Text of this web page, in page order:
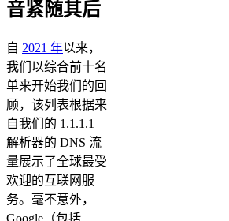
音紧随其后
自 2021 年以来，
我们以综合前十名
单来开始我们的回
顾，该列表根据来
自我们的 1.1.1.1
解析器的 DNS 流
量展示了全球最受
欢迎的互联网服
务。毫不意外，